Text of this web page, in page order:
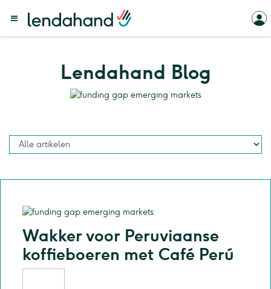
Lendahand Blog
Wakker voor Peruviaanse
koffieboeren met Café Perú